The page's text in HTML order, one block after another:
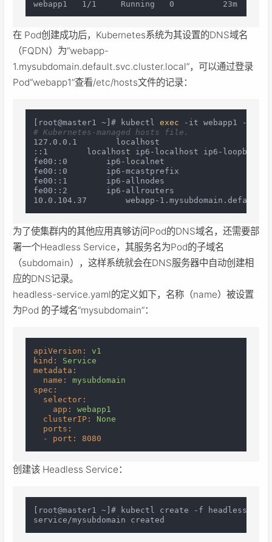
在 Pod创建成功后，Kubernetes系统为其设置的DNS域名
（FQDN）为“webapp-
1.mysubdomain.default.svc.cluster.local”，可以通过登录
Pod“webapp1”查看/etc/hosts文件的记录：
[root@master1 ~]# kubectl exec -it webapp1 --
# Kubernetes-managed hosts file.
127.0.0.1        localhost
::1        localhost ip6-localhost ip6-loopback
fe00::0        ip6-localnet
fe00::0        ip6-mcastprefix
fe00::1        ip6-allnodes
fe00::2        ip6-allrouters
为了使集群内的其他应用真够访问Pod的DNS域名，还需要部
署一个Headless Service，其服务名为Pod的子域名
（subdomain），这样系统就会在DNS服务器中自动创建相
应的DNS记录。
headless-service.yaml的定义如下，名称（name）被设置
为Pod 的子域名“mysubdomain”：
apiVersion:
v1
kind:
Service
metadata:
name:
mysubdomain
spec:
selector:
app:
webapp1
clusterIP:
None
ports:
-
port: 8080
创建该 Headless Service：
[root@master1 ~]# kubectl create -f headless-